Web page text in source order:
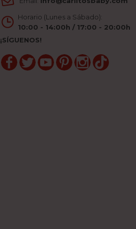
Horario (Lunes a Sábado):
10:00 - 14:00h / 17:00 - 20:00h
¡SÍGUENOS!
Facebook
TwitterYouTubePinterestInstagram
TikTok